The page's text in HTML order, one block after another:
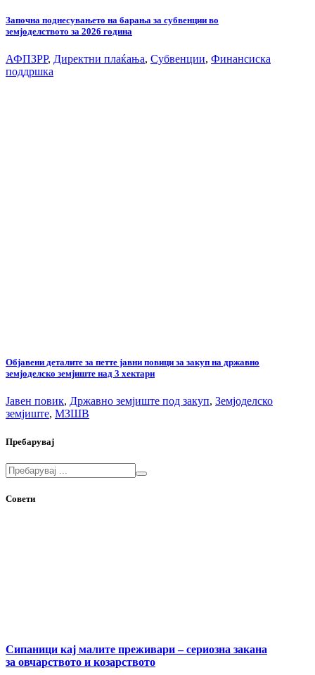
Започна поднесувањето на барања за субвенции во
земјоделството за 2026 година
АФПЗРР, Директни плаќања, Субвенции, Финансиска
поддршка
Објавени деталите за петте јавни повици за закуп на државно
земјоделско земјиште над 3 хектари
Јавен повик, Државно земјиште под закуп, Земјоделско
земјиште, МЗШВ
Пребарувај
Совети
Сипаници кај малите преживари – сериозна закана
за овчарството и козарството